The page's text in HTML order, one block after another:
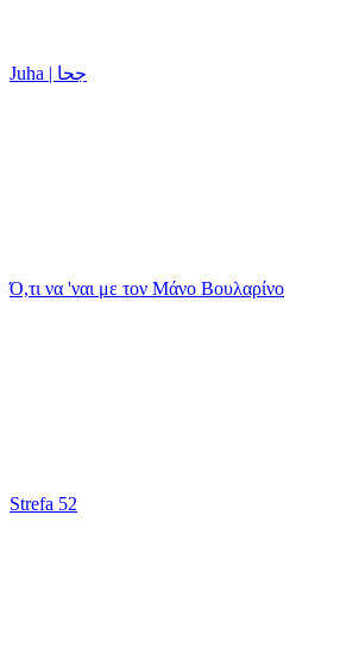
Juha | جحا
Ό,τι να 'ναι με τον Μάνο Βουλαρίνο
Strefa 52